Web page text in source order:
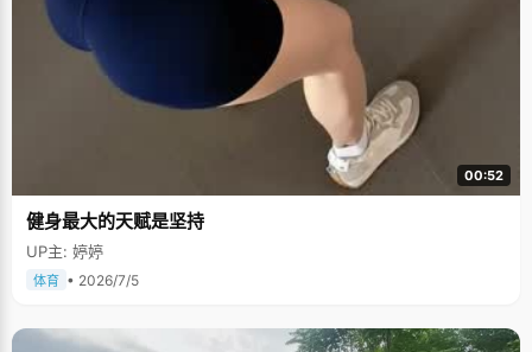
00:52
健身最大的天赋是坚持
UP主: 婷婷
体育 • 2026/7/5